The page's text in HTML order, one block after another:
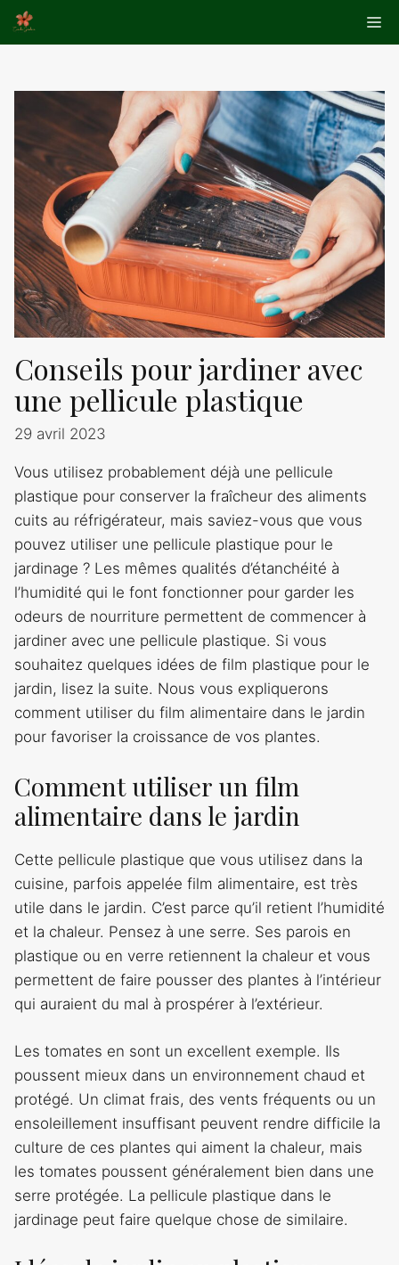
Aller
au
Conseils pour jardiner avec
une pellicule plastique
29 avril 2023
Vous utilisez probablement déjà une pellicule
plastique pour conserver la fraîcheur des aliments
cuits au réfrigérateur, mais saviez-vous que vous
pouvez utiliser une pellicule plastique pour le
jardinage ? Les mêmes qualités d’étanchéité à
l’humidité qui le font fonctionner pour garder les
odeurs de nourriture permettent de commencer à
jardiner avec une pellicule plastique. Si vous
souhaitez quelques idées de film plastique pour le
jardin, lisez la suite. Nous vous expliquerons
comment utiliser du film alimentaire dans le jardin
pour favoriser la croissance de vos plantes.
Comment utiliser un film
alimentaire dans le jardin
Cette pellicule plastique que vous utilisez dans la
cuisine, parfois appelée film alimentaire, est très
utile dans le jardin. C’est parce qu’il retient l’humidité
et la chaleur. Pensez à une serre. Ses parois en
plastique ou en verre retiennent la chaleur et vous
permettent de faire pousser des plantes à l’intérieur
qui auraient du mal à prospérer à l’extérieur.
Les tomates en sont un excellent exemple. Ils
poussent mieux dans un environnement chaud et
protégé. Un climat frais, des vents fréquents ou un
ensoleillement insuffisant peuvent rendre difficile la
culture de ces plantes qui aiment la chaleur, mais
les tomates poussent généralement bien dans une
serre protégée. La pellicule plastique dans le
jardinage peut faire quelque chose de similaire.